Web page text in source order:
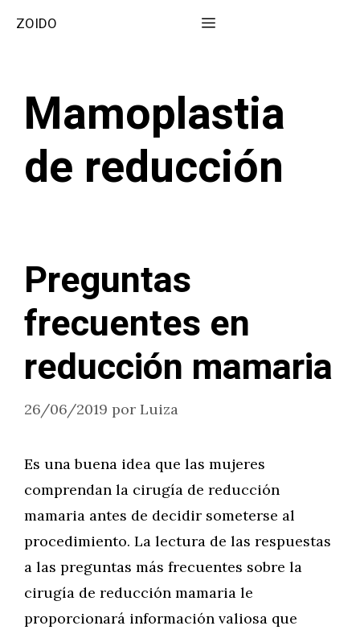
ZOIDO Menú
Mamoplastia
de reducción
Preguntas
frecuentes en
reducción mamaria
26/06/2019 por Luiza
Es una buena idea que las mujeres
comprendan la cirugía de reducción
mamaria antes de decidir someterse al
procedimiento. La lectura de las respuestas
a las preguntas más frecuentes sobre la
cirugía de reducción mamaria le
proporcionará información valiosa que